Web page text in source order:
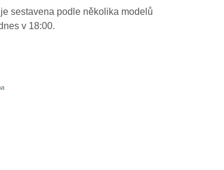
sestavena podle několika modelů
v 18:00.